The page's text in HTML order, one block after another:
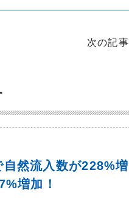
次の記事
自然流入数が228%増
増加！